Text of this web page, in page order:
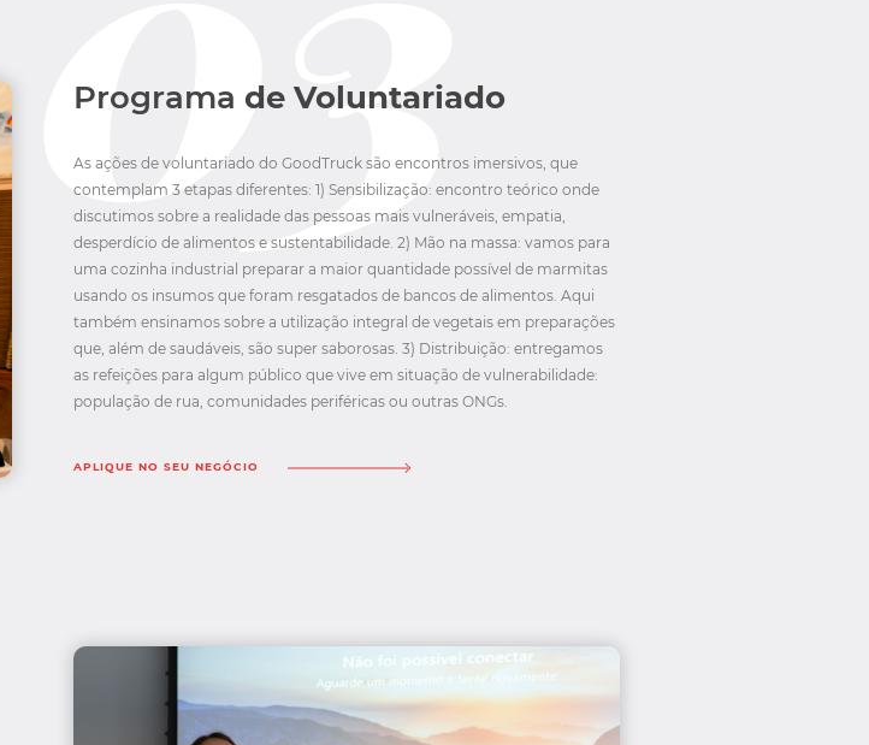
Programa de Voluntariado
As ações de voluntariado do GoodTruck são encontros imersivos, que
contemplam 3 etapas diferentes: 1) Sensibilização: encontro teórico onde
discutimos sobre a realidade das pessoas mais vulneráveis, empatia,
desperdício de alimentos e sustentabilidade. 2) Mão na massa: vamos para
uma cozinha industrial preparar a maior quantidade possível de marmitas
usando os insumos que foram resgatados de bancos de alimentos. Aqui
também ensinamos sobre a utilização integral de vegetais em preparações
que, além de saudáveis, são super saborosas. 3) Distribuição: entregamos
as refeições para algum público que vive em situação de vulnerabilidade:
população de rua, comunidades periféricas ou outras ONGs.
APLIQUE NO SEU NEGÓCIO